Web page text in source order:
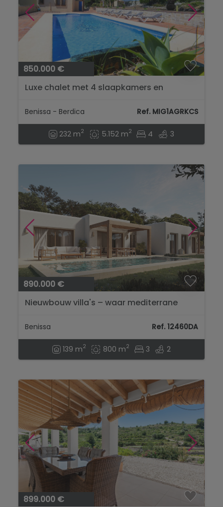
850.000 €
Luxe chalet met 4 slaapkamers en
Benissa - Berdica Ref. MIG1AGRKCS
232 m2 5.152 m2 4 3
890.000 €
Nieuwbouw villa's – waar mediterrane
ontmoeten...
Benissa Ref. 12460DA
139 m2 800 m2 3 2
899.000 €